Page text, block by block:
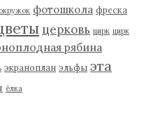
фотошкола фреска
церковь цирк цирк
рябина
экраноплан эльфы эта
ёлка